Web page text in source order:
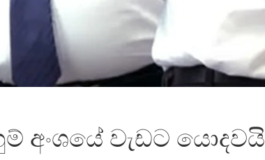
අංශයේ වැඩට යොදවයි